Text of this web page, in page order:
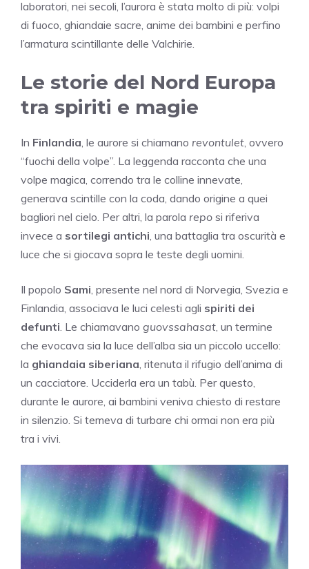
laboratori, nei secoli, l’aurora è stata molto di più: volpi
di fuoco, ghiandaie sacre, anime dei bambini e perfino
l’armatura scintillante delle Valchirie.
Le storie del Nord Europa
tra spiriti e magie
In Finlandia, le aurore si chiamano revontulet, ovvero
“fuochi della volpe”. La leggenda racconta che una
volpe magica, correndo tra le colline innevate,
generava scintille con la coda, dando origine a quei
bagliori nel cielo. Per altri, la parola repo si riferiva
invece a sortilegi antichi, una battaglia tra oscurità e
luce che si giocava sopra le teste degli uomini.
Il popolo Sami, presente nel nord di Norvegia, Svezia e
Finlandia, associava le luci celesti agli spiriti dei
defunti. Le chiamavano guovssahasat, un termine
che evocava sia la luce dell’alba sia un piccolo uccello:
la ghiandaia siberiana, ritenuta il rifugio dell’anima di
un cacciatore. Ucciderla era un tabù. Per questo,
durante le aurore, ai bambini veniva chiesto di restare
in silenzio. Si temeva di turbare chi ormai non era più
tra i vivi.